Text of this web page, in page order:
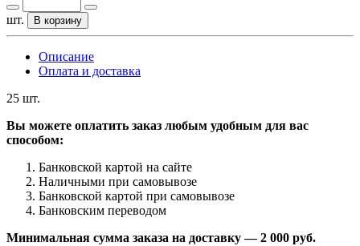
шт. В корзину
Описание
Оплата и доставка
25 шт.
Вы можете оплатить заказ любым удобным для вас
способом:
Банковской картой на сайте
Наличными при самовывозе
Банковской картой при самовывозе
Банковским переводом
Минимальная сумма заказа на доставку — 2 000 руб.